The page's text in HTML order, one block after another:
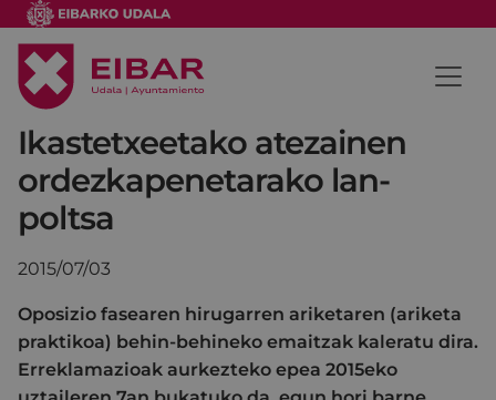
Ikastetxeetako atezainen
ordezkapenetarako lan-
poltsa
2015/07/03
Oposizio fasearen hirugarren ariketaren (ariketa
praktikoa) behin-behineko emaitzak kaleratu dira.
Erreklamazioak aurkezteko epea 2015eko